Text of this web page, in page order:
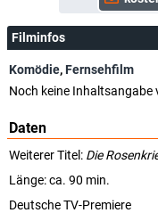
Filminfos
Komödie,Fernsehfilm
Noch keine Inhaltsangabe
Daten
Weiterer Titel: Die
Länge: ca. 90 min.
Deutsche TV-Premiere